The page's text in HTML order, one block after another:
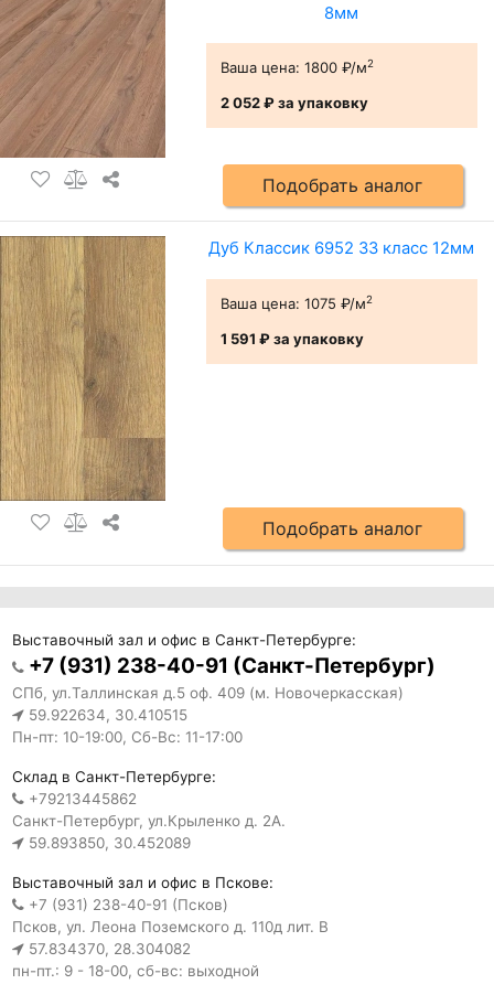
8мм
Ваша цена: 1800 ₽/м2
2 052 ₽за упаковку
Подобрать аналог
Дуб Классик 6952 33 класс 12мм
Ваша цена: 1075 ₽/м2
1 591 ₽за упаковку
Подобрать аналог
Выставочный зал и офис в Санкт-Петербурге:
+7 (931) 238-40-91 (Санкт-Петербург)
СПб, ул.Таллинская д.5 оф. 409 (м. Новочеркасская)
59.922634, 30.410515
Пн-пт: 10-19:00, Сб-Вс: 11-17:00
Склад в Санкт-Петербурге:
+79213445862
Санкт-Петербург, ул.Крыленко д. 2А.
59.893850, 30.452089
Выставочный зал и офис в Пскове:
+7 (931) 238-40-91 (Псков)
Псков, ул. Леона Поземского д. 110д лит. В
57.834370, 28.304082
пн-пт.: 9 - 18-00, сб-вс: выходной